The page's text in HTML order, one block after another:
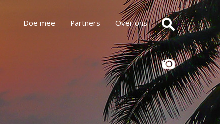
Doe mee Partners Over ons